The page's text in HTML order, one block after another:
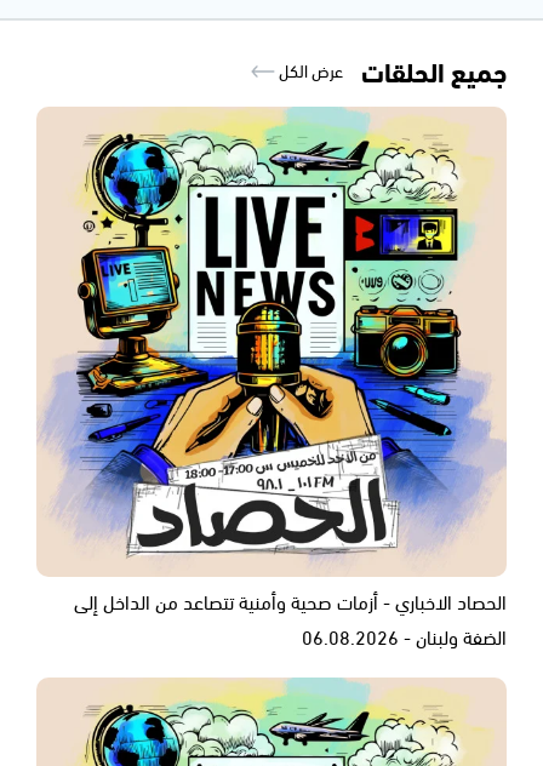
جميع الحلقات عرض الكل
الحصاد الاخباري - أزمات صحية وأمنية تتصاعد من الداخل إلى
الضفة ولبنان - 06.08.2026